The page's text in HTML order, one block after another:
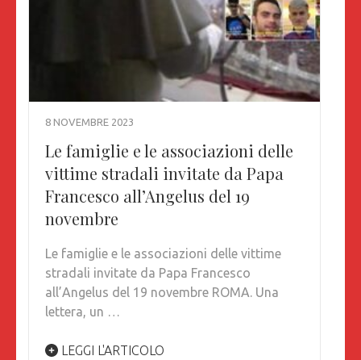
8 NOVEMBRE 2023
Le famiglie e le associazioni delle
vittime stradali invitate da Papa
Francesco all’Angelus del 19
novembre
Le famiglie e le associazioni delle vittime
stradali invitate da Papa Francesco
all’Angelus del 19 novembre ROMA. Una
lettera, un …
LEGGI L'ARTICOLO